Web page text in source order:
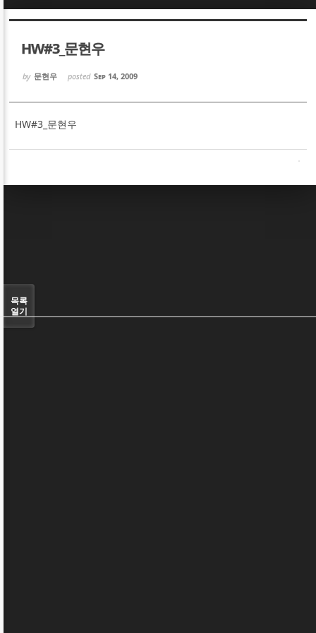
HW#3_문현우
by 문현우 posted Sep 14, 2009
HW#3_문현우
목록
열기
Sketchbook5, 스케치북5
Sketchbook5, 스케치북5
Sketchbook5, 스케치북5
Sketchbook5, 스케치북5